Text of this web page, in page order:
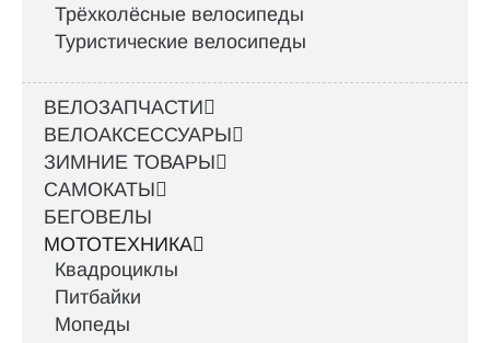
Трёхколёсные велосипеды
Туристические велосипеды
ВЕЛОЗАПЧАСТИ
ВЕЛОАКСЕССУАРЫ
ЗИМНИЕ ТОВАРЫ
САМОКАТЫ
БЕГОВЕЛЫ
МОТОТЕХНИКА
Квадроциклы
Питбайки
Мопеды